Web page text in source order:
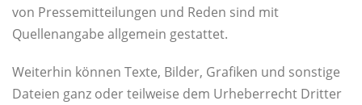
von Pressemitteilungen und Reden sind mit
Quellenangabe allgemein gestattet.
Weiterhin können Texte, Bilder, Grafiken und sonstige
Dateien ganz oder teilweise dem Urheberrecht Dritter